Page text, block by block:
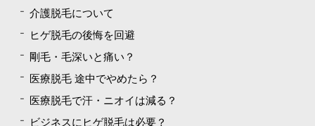
介護脱毛について
ヒゲ脱毛の後悔を回避
剛毛・毛深いと痛い？
医療脱毛 途中でやめたら？
医療脱毛で汗・ニオイは減る？
ビジネスにヒゲ脱毛は必要？